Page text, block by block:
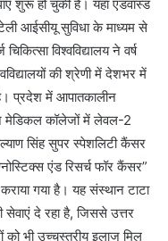
शुरू हो चुकी हैं। यहां एडवांस्ड
आईसीयू सुविधा के माध्यम से
विश्वविद्यालय ने वर्ष
की श्रेणी में देशभर में
प्रदेश में आपातकालीन
मेडिकल कॉलेजों में लेवल-2
सिंह सुपर स्पेशलिटी कैंसर
एंड रिसर्च फॉर कैंसर”
गया है। यह संस्थान टाटा
दे रहा है, जिससे उत्तर
भी उच्चस्तरीय इलाज मिल